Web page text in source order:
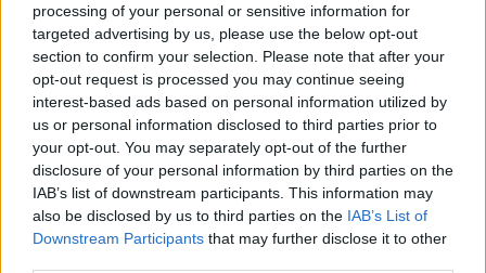
processing of your personal or sensitive information for
targeted advertising by us, please use the below opt-out
section to confirm your selection. Please note that after your
opt-out request is processed you may continue seeing
interest-based ads based on personal information utilized by
us or personal information disclosed to third parties prior to
your opt-out. You may separately opt-out of the further
disclosure of your personal information by third parties on the
IAB’s list of downstream participants. This information may
also be disclosed by us to third parties on the IAB’s List of
Downstream Participants that may further disclose it to other